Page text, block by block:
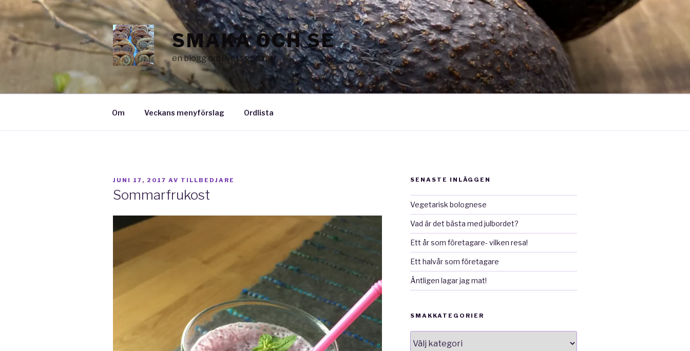
Hoppa
till
innehåll
SMAKA OCH SE
en blogg om livets goda
Om Veckans menyförslag Ordlista
PUBLICERAT
JUNI 17, 2017 AV TILLBEDJARE
Sommarfrukost
SENASTE INLÄGGEN
Vegetarisk bolognese
Vad är det bästa med julbordet?
Ett år som företagare- vilken resa!
Ett halvår som företagare
Äntligen lagar jag mat!
SMAKKATEGORIER